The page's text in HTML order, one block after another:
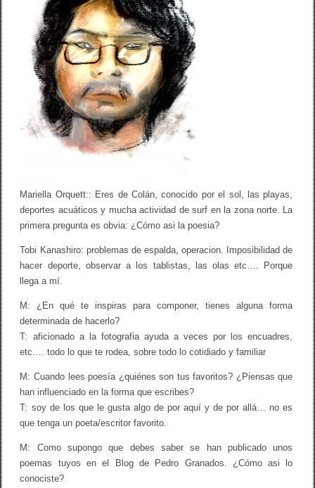
v
i
s
t
a
a
T
o
b
K
a
n
i
o
/
i
e
O
r
q
t
t
Mariella Orquett:: Eres de Colán, conocido por el sol, las playas,
deportes acuáticos y mucha actividad de surf en la zona norte. La
primera pregunta es obvia: ¿Cómo asi la poesia?
Tobi Kanashiro: problemas de espalda, operacion. Imposibilidad de
hacer deporte, observar a los tablistas, las olas etc…. Porque
llega a mí.
M: ¿En qué te inspiras para componer, tienes alguna forma
determinada de hacerlo?
T: aficionado a la fotografia ayuda a veces por los encuadres,
etc…. todo lo que te rodea, sobre todo lo cotidiado y familiar
M: Cuando lees poesía ¿quiénes son tus favoritos? ¿Piensas que
han influenciado en la forma que escribes?
T: soy de los que le gusta algo de por aquí y de por allá… no es
que tenga un poeta/escritor favorito.
M: Como supongo que debes saber se han publicado unos
poemas tuyos en el Blog de Pedro Granados. ¿Cómo asi lo
conociste?